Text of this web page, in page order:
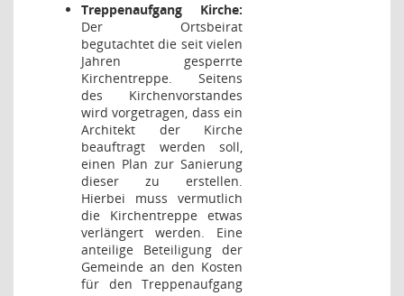
Treppenaufgang Kirche:
Der Ortsbeirat
begutachtet die seit vielen
Jahren gesperrte
Kirchentreppe. Seitens
des Kirchenvorstandes
wird vorgetragen, dass ein
Architekt der Kirche
beauftragt werden soll,
einen Plan zur Sanierung
dieser zu erstellen.
Hierbei muss vermutlich
die Kirchentreppe etwas
verlängert werden. Eine
anteilige Beteiligung der
Gemeinde an den Kosten
für den Treppenaufgang